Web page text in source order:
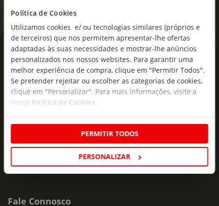
Política de Cookies
Utilizamos cookies e/ ou tecnologias similares (próprios e
de terceiros) que nos permitem apresentar-lhe ofertas
adaptadas às suas necessidades e mostrar-lhe anúncios
personalizados nos nossos websites. Para garantir uma
melhor experiência de compra, clique em "Permitir Todos".
Se pretender rejeitar ou escolher as categorias de cookies,
clique em "Personalizar". Para mais informações, visite a
nossa Política de Cookies
PERMITIR TODOS
PERSONALIZAR
As novidades mais frescas no
seu e-mail!
Subscreva e descubra campanhas exclusivas,
ofertas e novidades para si.
mail
Subscrever
Fale Connosco